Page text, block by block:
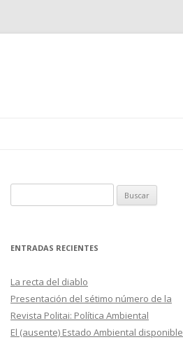
u
c
r
:
ENTRADAS RECIENTES
La recta del diablo
Presentación del sétimo número de la
Revista Politai: Política Ambiental
El (ausente) Estado Ambiental disponible